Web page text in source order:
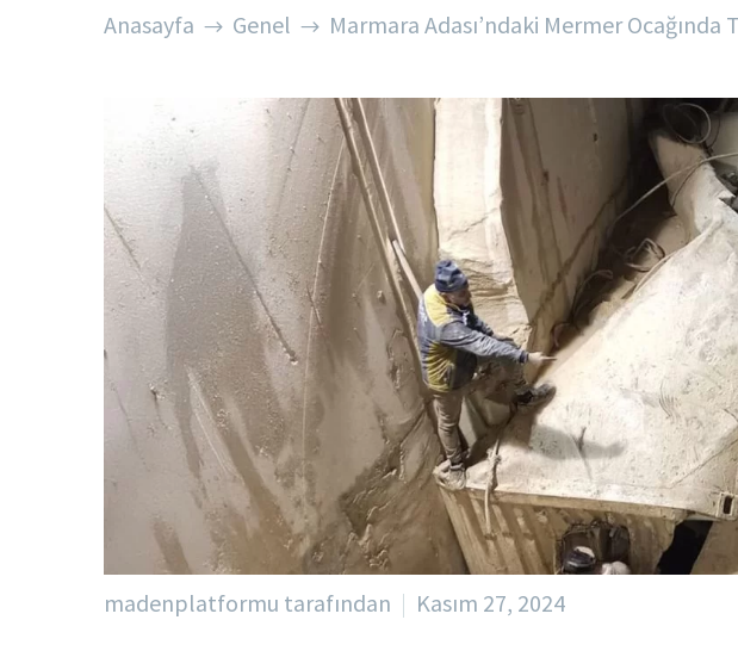
Anasayfa Genel Marmara Adası’ndaki Mermer Ocağında
madenplatformu tarafından Kasım 27, 2024